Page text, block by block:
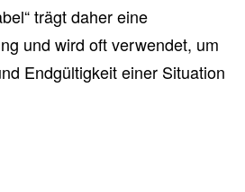
trägt daher eine
und wird oft verwendet, um
Endgültigkeit einer Situation